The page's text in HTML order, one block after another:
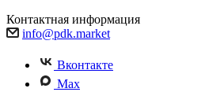
Контактная информация
info@pdk.market
Вконтакте
Max